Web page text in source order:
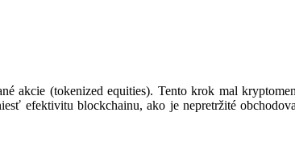
akcie (tokenized equities). Tento krok mal
efektivitu blockchainu, ako je nepretržité